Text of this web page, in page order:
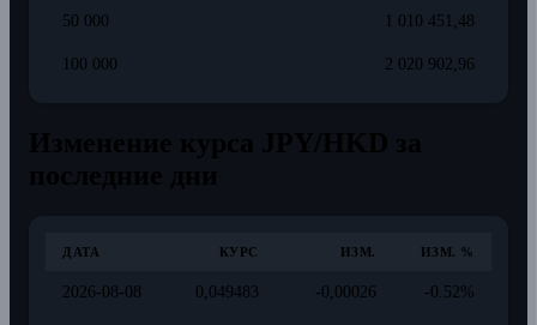
50 000 1 010 451,48
100 000 2 020 902,96
ДАТА КУРС ИЗМ. ИЗМ. %
2026-08-08 0,049483 -0,00026 -0.52%